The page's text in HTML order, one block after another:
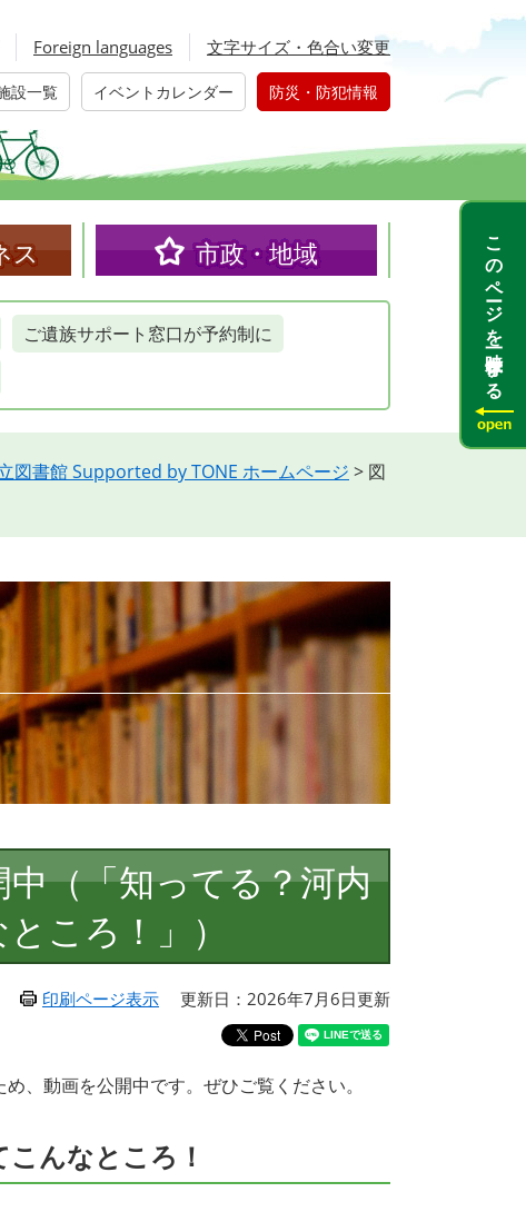
Foreign languages 文字サイズ・色合い変更
設一覧 イベントカレンダー 防災・防犯情報
ス 市政・地域
ご遺族サポート窓口が予約制に
図書館 Supported by TONE ホームページ > 図
（「知ってる？河内
ころ！」）
印刷ページ表示 更新日：2026年7月6日更新
、動画を公開中です。ぜひご覧ください。
んなところ！
このページを一時保存する